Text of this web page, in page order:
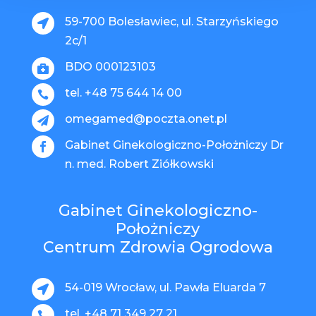

59-700 Bolesławiec, ul. Starzyńskiego
2c/1
 BDO 000123103
 tel. +48 75 644 14 00
 omegamed@poczta.onet.pl

Gabinet Ginekologiczno-Położniczy Dr
n. med. Robert Ziółkowski
Gabinet Ginekologiczno-
Położniczy
Centrum Zdrowia Ogrodowa
 54-019 Wrocław, ul. Pawła Eluarda 7